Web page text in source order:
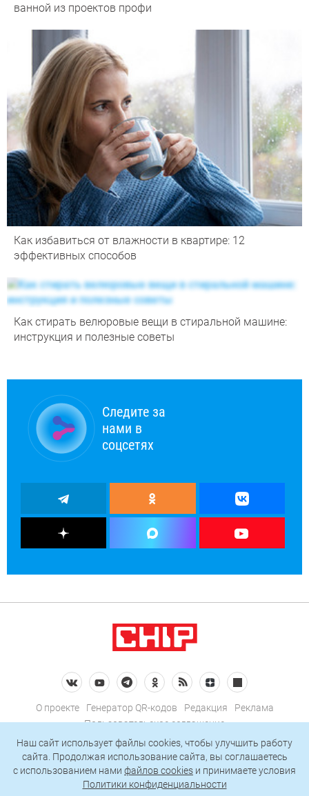
ванной из проектов профи
Как избавиться от влажности в квартире: 12
эффективных способов
Как стирать велюровые вещи в стиральной машине:
инструкция и полезные советы
Следите за
нами в
соцсетях
О проекте Генератор QR-кодов Редакция
Реклама
Пользовательское соглашение
Политика конфиденциальности
Подписаться на рассылку
Наш сайт использует файлы cookies, чтобы улучшить работу
сайта. Продолжая использование сайта, вы соглашаетесь
c использованием нами файлов cookies и принимаете условия
Политики конфиденциальности